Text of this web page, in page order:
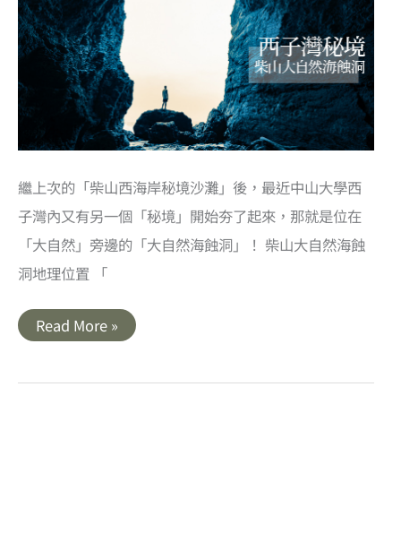
一
簾
幽
夢
秘
繼上次的「柴山西海岸秘境沙灘」後，最近中山大學西
子灣內又有另一個「秘境」開始夯了起來，那就是位在
「大自然」旁邊的「大自然海蝕洞」！ 柴山大自然海蝕
洞地理位置 「
高
雄
子
Read More »